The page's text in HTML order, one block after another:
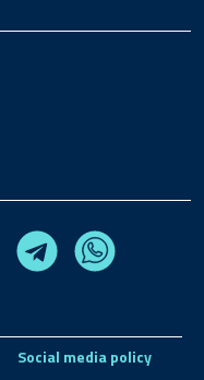
Youtube TelegramWhatsapp
Social media policy